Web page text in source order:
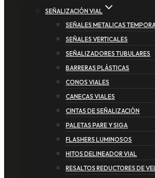
SEÑALIZACIÓN VIAL
SEÑALES METALICAS
SEÑALES VERTICALES
SEÑALIZADORES TUBULARES
BARRERAS PLÁSTICAS
CONOS VIALES
CANECAS VIALES
CINTAS DE SEÑALIZACIÓN
PALETAS PARE Y SIGA
FLASHERS LUMINOSOS
HITOS DELINEADOR VIAL
RESALTOS REDUCTORES DE